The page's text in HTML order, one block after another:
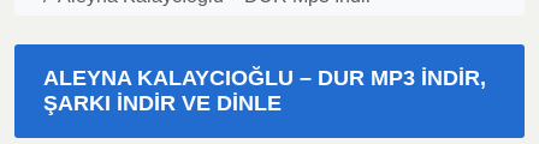
ALEYNA KALAYCIOĞLU – DUR MP3 İNDIR,
ŞARKI İNDIR VE DINLE